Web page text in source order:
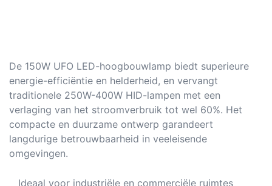
De 150W UFO LED-hoogbouwlamp biedt superieure
energie-efficiëntie en helderheid, en vervangt
traditionele 250W-400W HID-lampen met een
verlaging van het stroomverbruik tot wel 60%. Het
compacte en duurzame ontwerp garandeert
langdurige betrouwbaarheid in veeleisende
omgevingen.
Ideaal voor industriële en commerciële ruimtes